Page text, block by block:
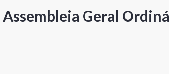
Geral